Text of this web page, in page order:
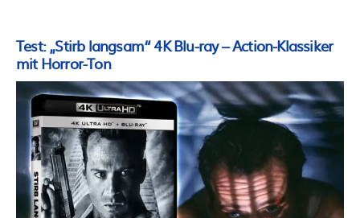
Test: „Stirb langsam“ 4K Blu-ray – Action-Klassiker
mit Horror-Ton